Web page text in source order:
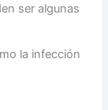
ser algunas
la infección